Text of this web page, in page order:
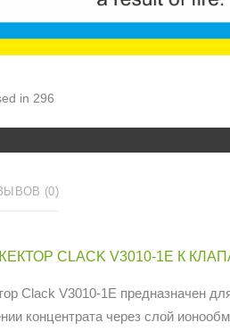
in 296
(0)
CLACK V3010-1E К
Clack V3010-1E предназначен
концентрата через слой